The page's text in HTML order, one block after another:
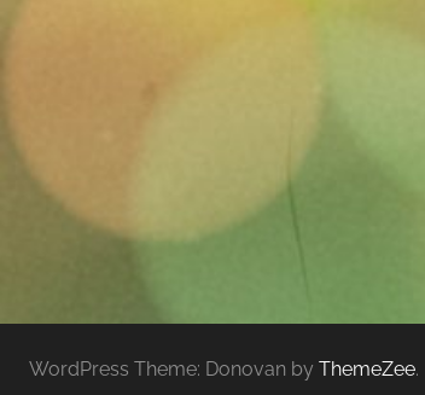
WordPress Theme: Donovan by ThemeZee.